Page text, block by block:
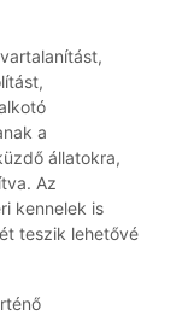
a
állatokra,
Az
kennelek is
teszik lehetővé